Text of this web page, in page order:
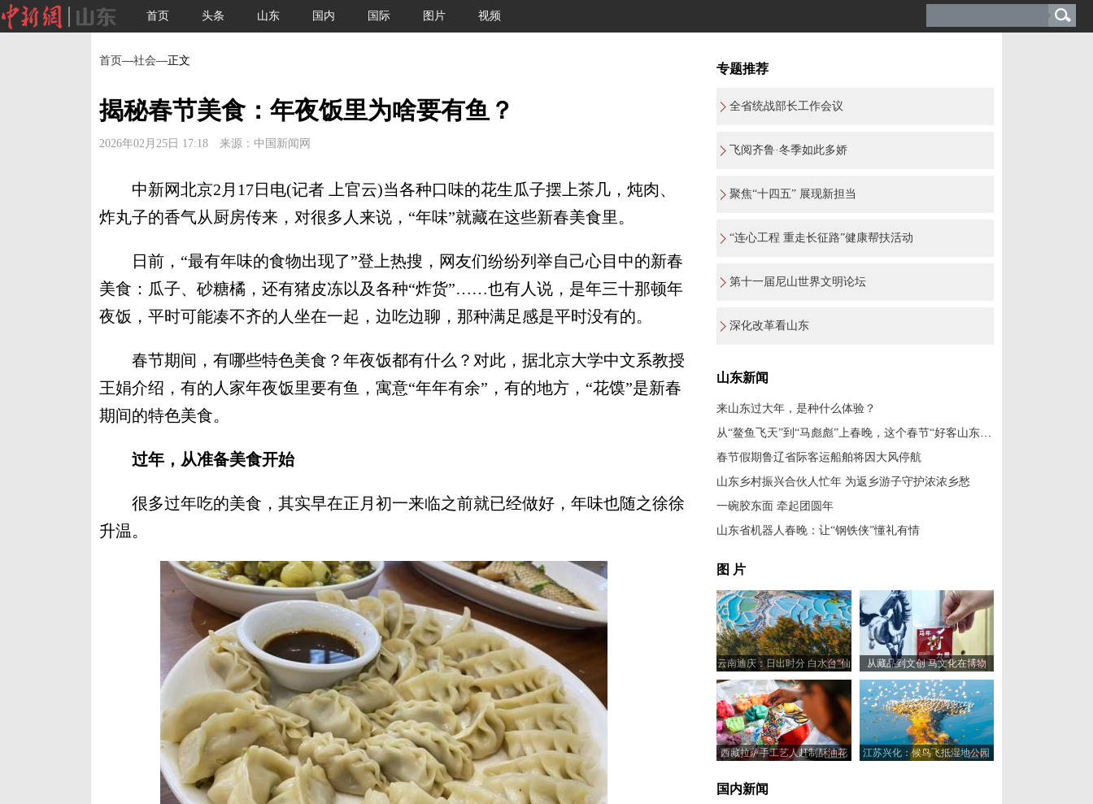
首页 头条 山东 国内 国际 图片 视频
首页—社会—正文
揭秘春节美食：年夜饭里为啥要有鱼？
2026年02月25日 17:18 来源：中国新闻网
中新网北京2月17日电(记者 上官云)当各种口味的花生瓜子摆上茶几，炖肉、
炸丸子的香气从厨房传来，对很多人来说，“年味”就藏在这些新春美食里。
日前，“最有年味的食物出现了”登上热搜，网友们纷纷列举自己心目中的新春
美食：瓜子、砂糖橘，还有猪皮冻以及各种“炸货”……也有人说，是年三十那顿年
夜饭，平时可能凑不齐的人坐在一起，边吃边聊，那种满足感是平时没有的。
春节期间，有哪些特色美食？年夜饭都有什么？对此，据北京大学中文系教授
王娟介绍，有的人家年夜饭里要有鱼，寓意“年年有余”，有的地方，“花馍”是新春
期间的特色美食。
过年，从准备美食开始
很多过年吃的美食，其实早在正月初一来临之前就已经做好，年味也随之徐徐
升温。
专题推荐
全省统战部长工作会议
飞阅齐鲁·冬季如此多娇
聚焦“十四五” 展现新担当
“连心工程 重走长征路”健康帮扶活动
第十一届尼山世界文明论坛
深化改革看山东
山东新闻
来山东过大年，是种什么体验？
从“鳌鱼飞天”到“马彪彪”上春晚，这个春节“好客山东”赢在哪儿?
春节假期鲁辽省际客运船舶将因大风停航
山东乡村振兴合伙人忙年 为返乡游子守护浓浓乡愁
一碗胶东面 牵起团圆年
山东省机器人春晚：让“钢铁侠”懂礼有情
图 片
云南迪庆：日出时分 白水台“仙
人遗田”染金边
从藏品到文创 马文化在博物
馆“奔”向新岁
西藏拉萨手工艺人赶制酥油花
江苏兴化：候鸟飞抵湿地公园
国内新闻